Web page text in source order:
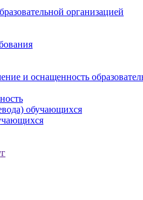
организацией
и оснащенность
обучающихся